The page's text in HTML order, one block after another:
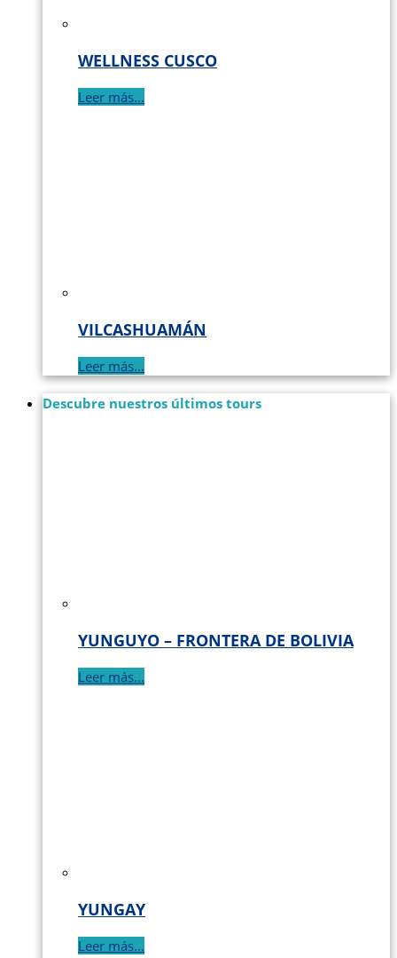
WELLNESS CUSCO
Leer más...
VILCASHUAMÁN
Leer más...
Descubre nuestros últimos tours
YUNGUYO – FRONTERA DE BOLIVIA
Leer más...
YUNGAY
Leer más...